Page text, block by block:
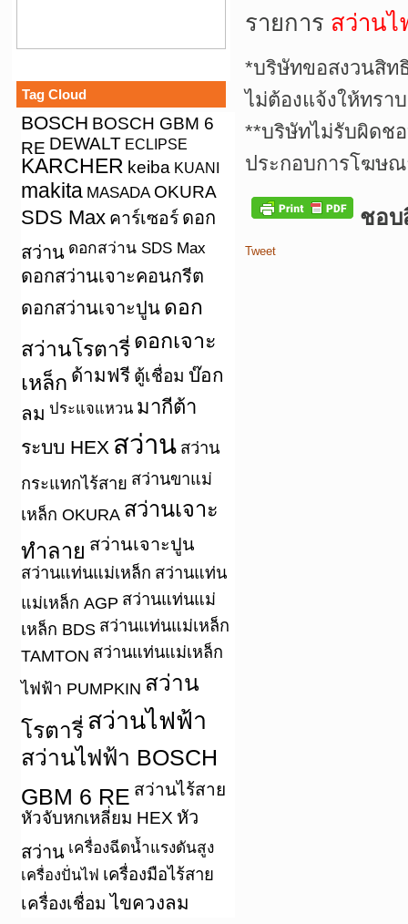
Tag Cloud
BOSCH BOSCH GBM 6
RE DEWALT ECLIPSE
KARCHER keiba KUANI
makita MASADA OKURA
SDS Max คาร์เซอร์ ดอก
สว่าน ดอกสว่าน SDS Max
ดอกสว่านเจาะคอนกรีต
ดอกสว่านเจาะปูน ดอก
สว่านโรตารี่ ดอกเจาะ
เหล็ก ด้ามฟรี ตู้เชื่อม บ๊อก
ลม ประแจแหวน มากีต้า
ระบบ HEX สว่าน สว่าน
กระแทกไร้สาย สว่านขาแม่
เหล็ก OKURA สว่านเจาะ
ทำลาย สว่านเจาะปูน
สว่านแท่นแม่เหล็ก สว่านแท่น
แม่เหล็ก AGP สว่านแท่นแม่
เหล็ก BDS สว่านแท่นแม่เหล็ก
TAMTON สว่านแท่นแม่เหล็ก
ไฟฟ้า PUMPKIN สว่าน
โรตารี่ สว่านไฟฟ้า
สว่านไฟฟ้า BOSCH
GBM 6 RE สว่านไร้สาย
หัวจับหกเหลี่ยม HEX หัว
สว่าน เครื่องฉีดน้ำแรงดันสูง
เครื่องปั่นไฟ เครื่องมือไร้สาย
เครื่องเชื่อม ไขควงลม
รายการ สว่านไ
*บริษัทขอสงวนสิท
ไม่ต้องแจ้งให้ทรา
**บริษัทไม่รับผิดช
ประกอบการโฆษ
ชอบ
Tweet